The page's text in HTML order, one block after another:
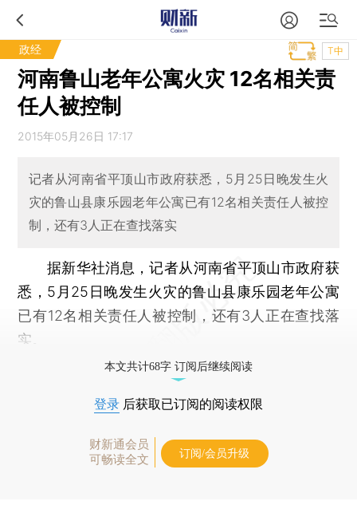
政经 T中
河南鲁山老年公寓火灾 12名相关责
任人被控制
2015年05月26日 17:17
记者从河南省平顶山市政府获悉，5月25日晚发生火
灾的鲁山县康乐园老年公寓已有12名相关责任人被控
制，还有3人正在查找落实
据新华社消息，记者从河南省平顶山市政府获
悉，5月25日晚发生火灾的鲁山县康乐园老年公寓
已有12名相关责任人被控制，还有3人正在查找落
实。
本文共计68字 订阅后继续阅读
登录 后获取已订阅的阅读权限
财新通会员
可畅读全文
订阅/会员升级